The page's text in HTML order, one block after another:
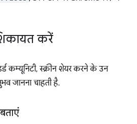
करें
कम्यूनिटी, स्क्रीन शेयर करने के उन
जानना चाहती है.